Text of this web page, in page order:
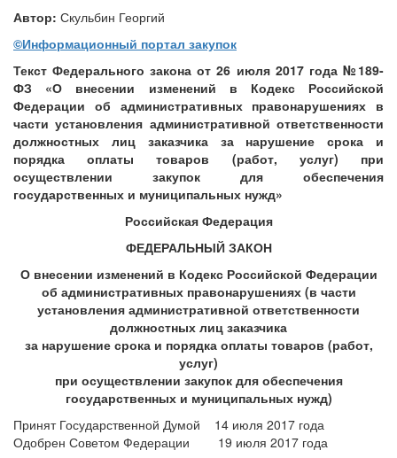
Автор: Скульбин Георгий
©Информационный портал закупок
Текст Федерального закона от 26 июля 2017 года №189-
ФЗ «О внесении изменений в Кодекс Российской
Федерации об административных правонарушениях в
части установления административной ответственности
должностных лиц заказчика за нарушение срока и
порядка оплаты товаров (работ, услуг) при
осуществлении закупок для обеспечения
государственных и муниципальных нужд»
Российская Федерация
ФЕДЕРАЛЬНЫЙ ЗАКОН
О внесении изменений в Кодекс Российской Федерации
об административных правонарушениях (в части
установления административной ответственности
должностных лиц заказчика
за нарушение срока и порядка оплаты товаров (работ,
услуг)
при осуществлении закупок для обеспечения
государственных и муниципальных нужд)
Принят Государственной Думой 14 июля 2017 года
Одобрен Советом Федерации 19 июля 2017 года